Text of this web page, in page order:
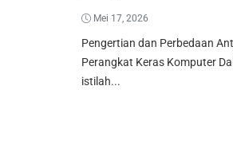
Mei 17, 2026
Pengertian dan Perbedaan
Perangkat Keras Komputer
istilah...